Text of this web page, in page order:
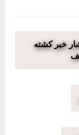
خبر کشته